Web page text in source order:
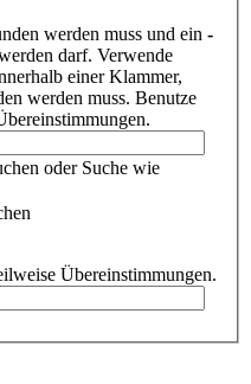
werden muss und ein -
darf. Verwende
einer Klammer,
werden muss. Benutze
oder Suche wie
Übereinstimmungen.